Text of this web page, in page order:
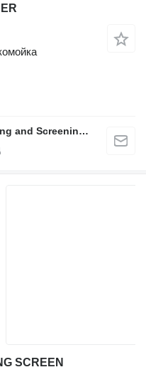
FABO Mobile & Stationary Crushing and Screening Plants | Concrete Batching Plants Manufacturer
SCREEN